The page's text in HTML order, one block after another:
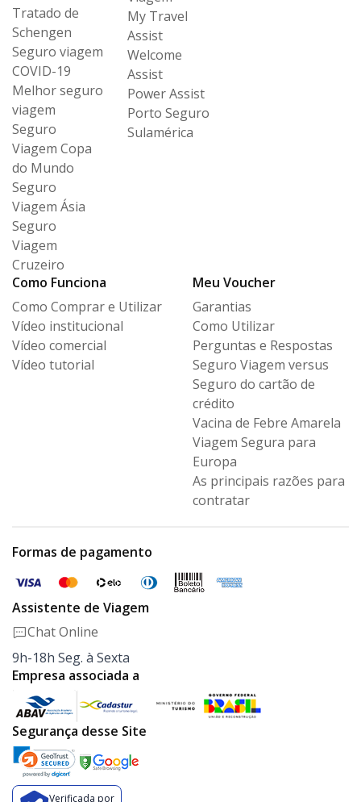
Tratado de
Schengen
Seguro viagem
COVID-19
Melhor seguro
viagem
Seguro
Viagem Copa
do Mundo
Seguro
Viagem Ásia
Seguro
Viagem
Cruzeiro
My Travel
Assist
Welcome
Assist
Power Assist
Porto Seguro
Sulamérica
Como Funciona
Como Comprar e Utilizar
Vídeo institucional
Vídeo comercial
Vídeo tutorial
Meu Voucher
Garantias
Como Utilizar
Perguntas e Respostas
Seguro Viagem versus
Seguro do cartão de
crédito
Vacina de Febre Amarela
Viagem Segura para
Europa
As principais razões para
contratar
Formas de pagamento
Assistente de Viagem
Chat Online
9h-18h Seg. à Sexta
Empresa associada a
Segurança desse Site
Verificada por